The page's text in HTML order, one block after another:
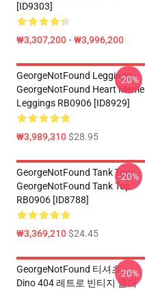
[ID9303]
₩3,307,200 - ₩3,996,200
GeorgeNotFound Leggings -
GeorgeNotFound Heart Meme
Leggings RB0906 [ID8929]
₩3,989,310$28.95
-20%
GeorgeNotFound Tank Tops -
GeorgeNotFound Tank Top
RB0906 [ID8788]
₩3,369,210$24.45
-20%
GeorgeNotFound 티셔츠 -
Dino 404 레트로 빈티지 클래
-20%